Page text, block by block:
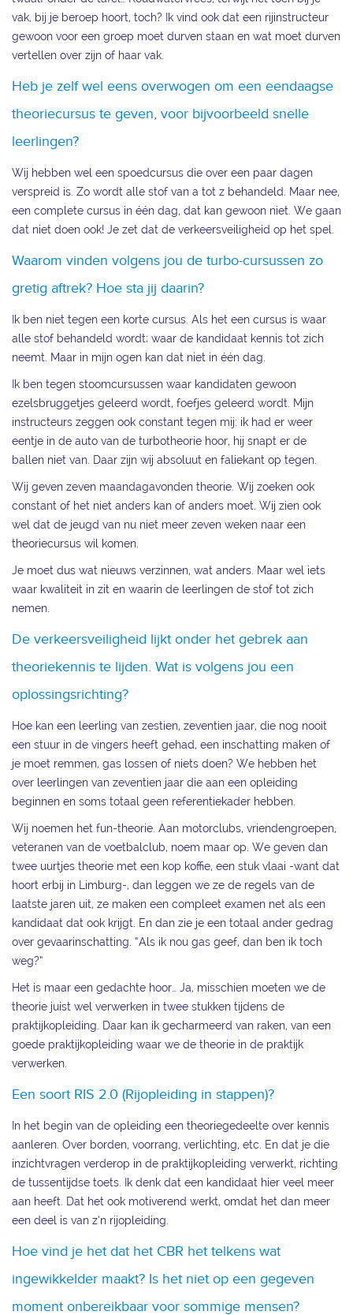
vak, bij je beroep hoort, toch? Ik vind ook dat een rijinstructeur
gewoon voor een groep moet durven staan en wat moet durven
vertellen over zijn of haar vak.
Heb je zelf wel eens overwogen om een eendaagse
theoriecursus te geven, voor bijvoorbeeld snelle
leerlingen?
Wij hebben wel een spoedcursus die over een paar dagen
verspreid is. Zo wordt alle stof van a tot z behandeld. Maar nee,
een complete cursus in één dag, dat kan gewoon niet. We gaan
dat niet doen ook! Je zet dat de verkeersveiligheid op het spel.
Waarom vinden volgens jou de turbo-cursussen zo
gretig aftrek? Hoe sta jij daarin?
Ik ben niet tegen een korte cursus. Als het een cursus is waar
alle stof behandeld wordt; waar de kandidaat kennis tot zich
neemt. Maar in mijn ogen kan dat niet in één dag.
Ik ben tegen stoomcursussen waar kandidaten gewoon
ezelsbruggetjes geleerd wordt, foefjes geleerd wordt. Mijn
instructeurs zeggen ook constant tegen mij: ik had er weer
eentje in de auto van de turbotheorie hoor, hij snapt er de
ballen niet van. Daar zijn wij absoluut en faliekant op tegen.
Wij geven zeven maandagavonden theorie. Wij zoeken ook
constant of het niet anders kan of anders moet. Wij zien ook
wel dat de jeugd van nu niet meer zeven weken naar een
theoriecursus wil komen.
Je moet dus wat nieuws verzinnen, wat anders. Maar wel iets
waar kwaliteit in zit en waarin de leerlingen de stof tot zich
nemen.
De verkeersveiligheid lijkt onder het gebrek aan
theoriekennis te lijden. Wat is volgens jou een
oplossingsrichting?
Hoe kan een leerling van zestien, zeventien jaar, die nog nooit
een stuur in de vingers heeft gehad, een inschatting maken of
je moet remmen, gas lossen of niets doen? We hebben het
over leerlingen van zeventien jaar die aan een opleiding
beginnen en soms totaal geen referentiekader hebben.
Wij noemen het fun-theorie. Aan motorclubs, vriendengroepen,
veteranen van de voetbalclub, noem maar op. We geven dan
twee uurtjes theorie met een kop koffie, een stuk vlaai -want dat
hoort erbij in Limburg-, dan leggen we ze de regels van de
laatste jaren uit, ze maken een compleet examen net als een
kandidaat dat ook krijgt. En dan zie je een totaal ander gedrag
over gevaarinschatting. “Als ik nou gas geef, dan ben ik toch
weg?”
Het is maar een gedachte hoor… Ja, misschien moeten we de
theorie juist wel verwerken in twee stukken tijdens de
praktijkopleiding. Daar kan ik gecharmeerd van raken, van een
goede praktijkopleiding waar we de theorie in de praktijk
verwerken.
Een soort RIS 2.0 (Rijopleiding in stappen)?
In het begin van de opleiding een theoriegedeelte over kennis
aanleren. Over borden, voorrang, verlichting, etc. En dat je die
inzichtvragen verderop in de praktijkopleiding verwerkt, richting
de tussentijdse toets. Ik denk dat een kandidaat hier veel meer
aan heeft. Dat het ook motiverend werkt, omdat het dan meer
een deel is van z’n rijopleiding.
Hoe vind je het dat het CBR het telkens wat
ingewikkelder maakt? Is het niet op een gegeven
moment onbereikbaar voor sommige mensen?